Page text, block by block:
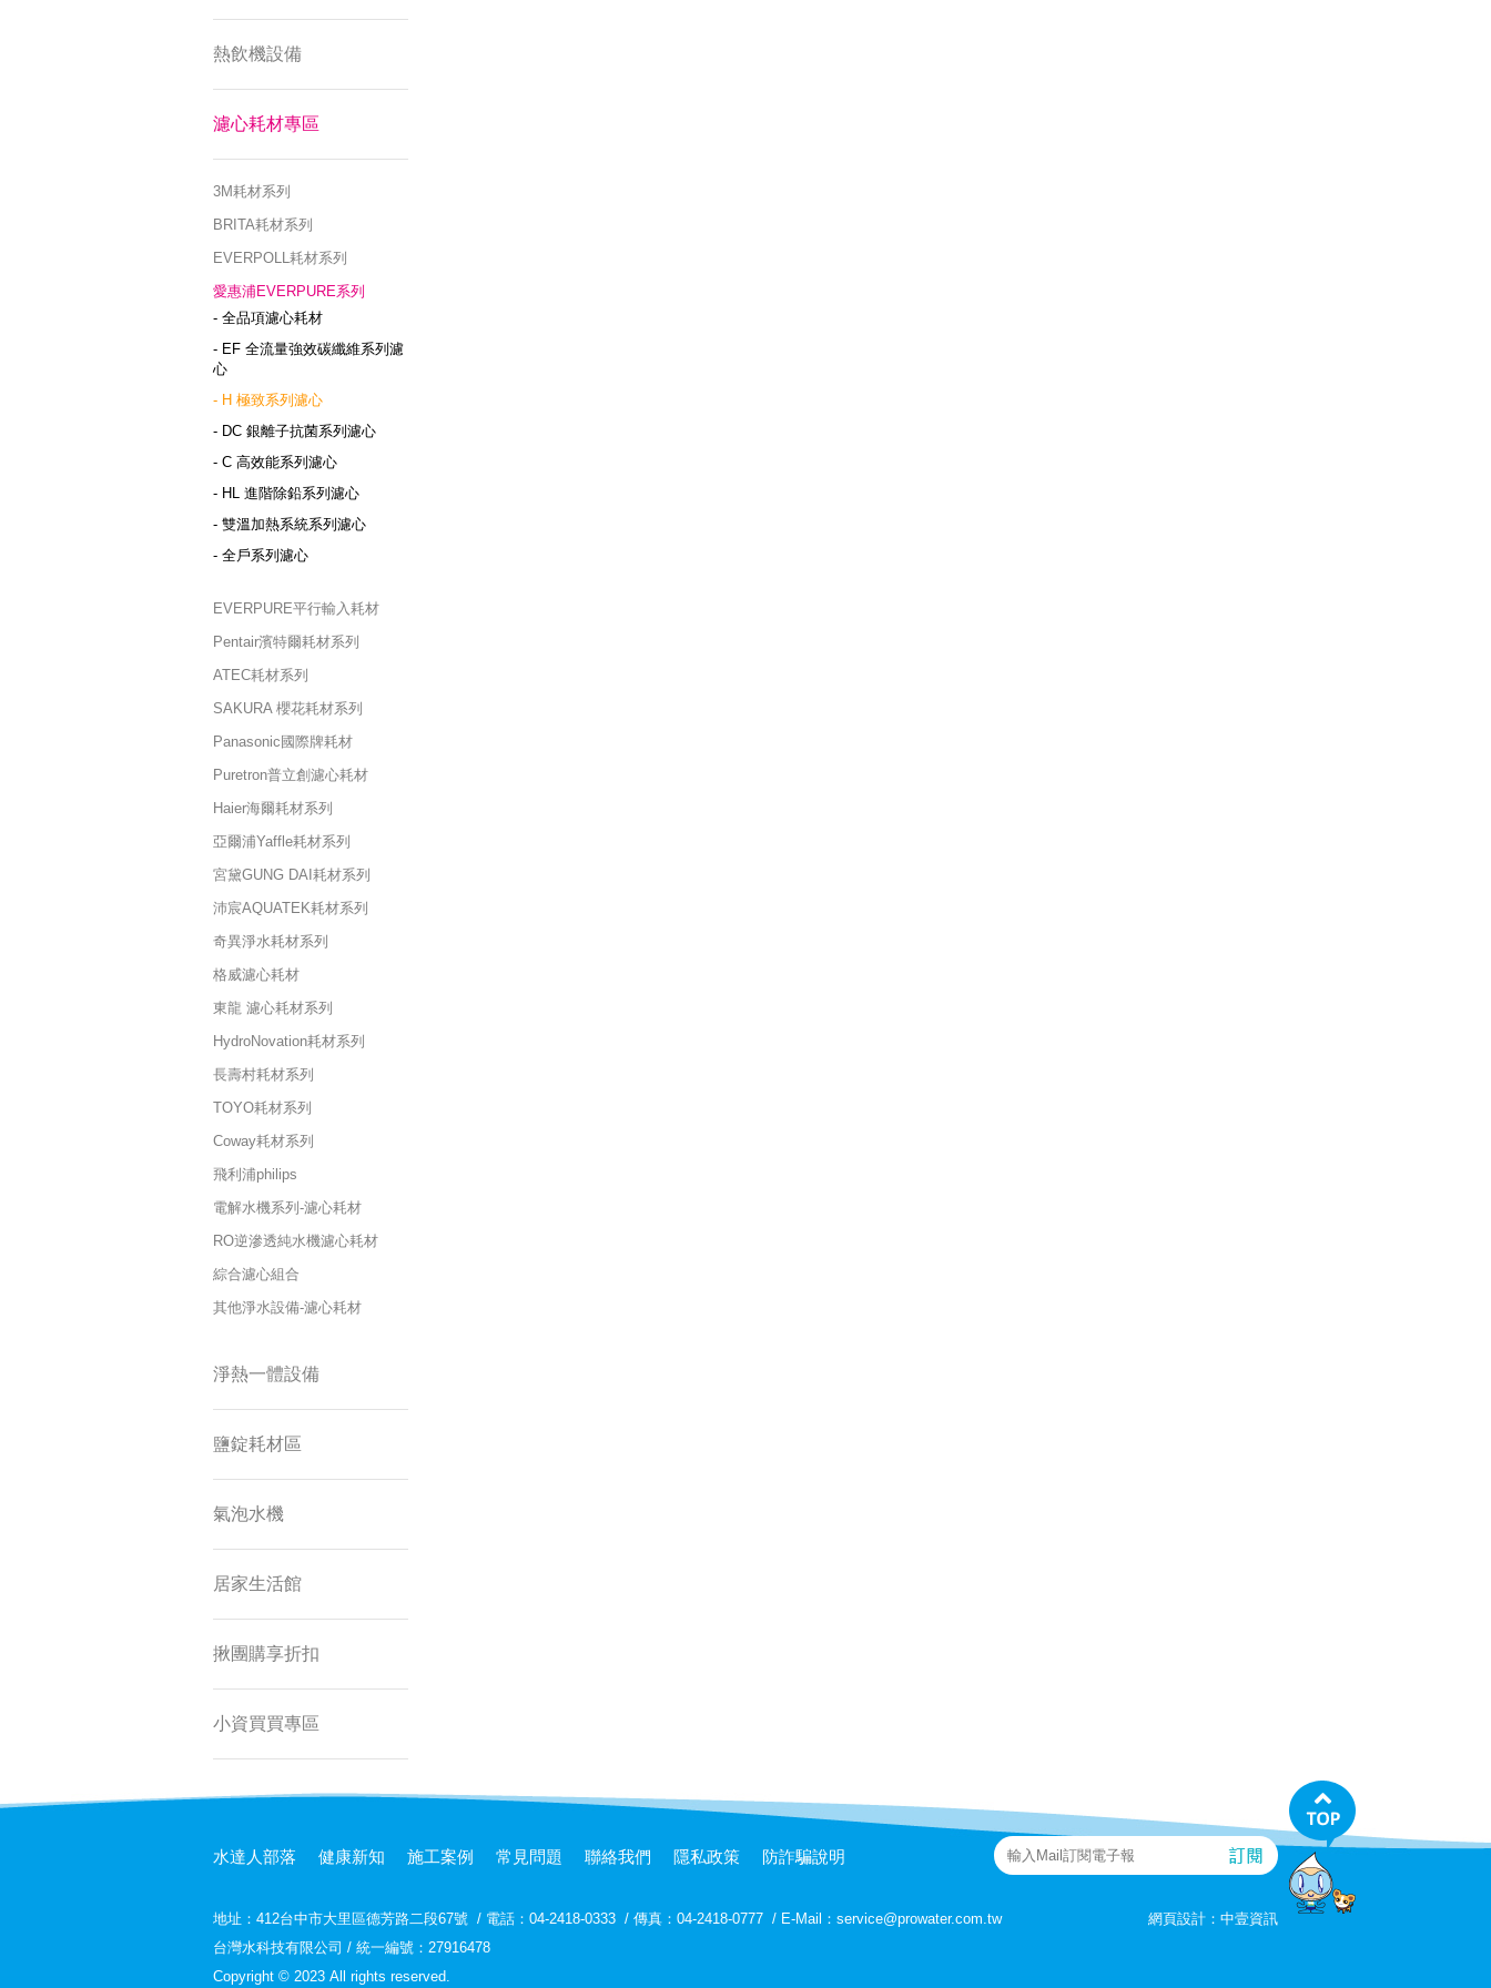
熱飲機設備
濾心耗材專區
3M耗材系列
BRITA耗材系列
EVERPOLL耗材系列
愛惠浦EVERPURE系列
- 全品項濾心耗材
- EF 全流量強效碳纖維系列濾
心
- H 極致系列濾心
- DC 銀離子抗菌系列濾心
- C 高效能系列濾心
- HL 進階除鉛系列濾心
- 雙溫加熱系統系列濾心
- 全戶系列濾心
EVERPURE平行輸入耗材
Pentair濱特爾耗材系列
ATEC耗材系列
SAKURA 櫻花耗材系列
Panasonic國際牌耗材
Puretron普立創濾心耗材
Haier海爾耗材系列
亞爾浦Yaffle耗材系列
宮黛GUNG DAI耗材系列
沛宸AQUATEK耗材系列
奇異淨水耗材系列
格威濾心耗材
東龍 濾心耗材系列
HydroNovation耗材系列
長壽村耗材系列
TOYO耗材系列
Coway耗材系列
飛利浦philips
電解水機系列-濾心耗材
RO逆滲透純水機濾心耗材
綜合濾心組合
其他淨水設備-濾心耗材
淨熱一體設備
鹽錠耗材區
氣泡水機
居家生活館
揪團購享折扣
小資買買專區
水達人部落 健康新知 施工案例 常見問題 聯絡我們 隱私政策 防詐騙說明
地址： 412台中市大里區德芳路二段67號 / 電話：04-2418-0333 / 傳真：04-2418-0777 / E-Mail：service@prowater.com.tw
台灣水科技有限公司 / 統一編號：27916478
Copyright © 2023 All rights reserved.
網頁設計： 中壹資訊